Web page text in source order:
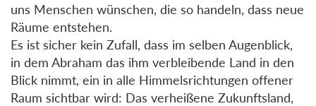
uns Menschen wünschen, die so handeln, dass neue
Räume entstehen.
Es ist sicher kein Zufall, dass im selben Augenblick,
in dem Abraham das ihm verbleibende Land in den
Blick nimmt, ein in alle Himmelsrichtungen offener
Raum sichtbar wird: Das verheißene Zukunftsland,